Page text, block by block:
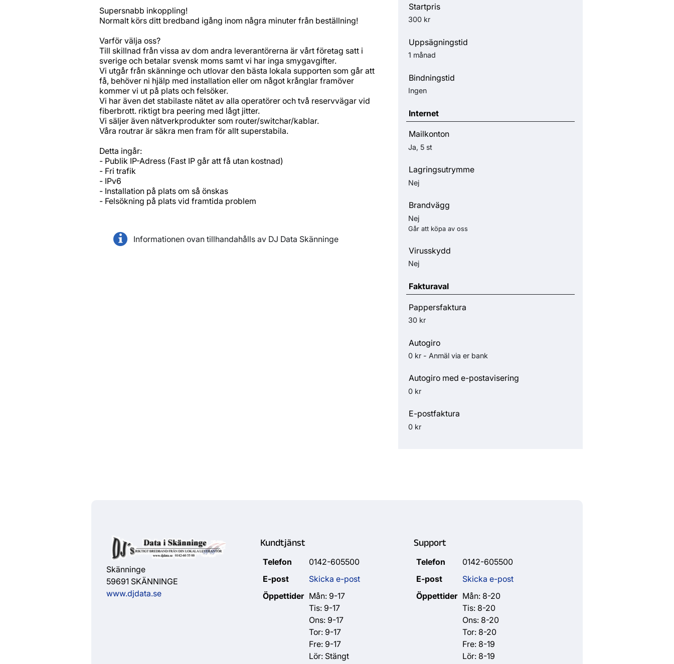
Supersnabb inkoppling!
Normalt körs ditt bredband igång inom några minuter från beställning!
Varför välja oss?
Till skillnad från vissa av dom andra leverantörerna är vårt företag satt i
sverige och betalar svensk moms samt vi har inga smygavgifter.
Vi utgår från skänninge och utlovar den bästa lokala supporten som går att
få, behöver ni hjälp med installation eller om något krånglar framöver
kommer vi ut på plats och felsöker.
Vi har även det stabilaste nätet av alla operatörer och två reservvägar vid
fiberbrott. riktigt bra peering med lågt jitter.
Vi säljer även nätverkprodukter som router/switchar/kablar.
Våra routrar är säkra men fram för allt superstabila.
Detta ingår:
- Publik IP-Adress (Fast IP går att få utan kostnad)
- Fri trafik
- IPv6
- Installation på plats om så önskas
- Felsökning på plats vid framtida problem
Informationen ovan tillhandahålls av DJ Data Skänninge
Startpris
300 kr
Uppsägningstid
1 månad
Bindningstid
Ingen
Internet
Mailkonton
Ja, 5 st
Lagringsutrymme
Nej
Brandvägg
Nej
Går att köpa av oss
Virusskydd
Nej
Fakturaval
Pappersfaktura
30 kr
Autogiro
0 kr - Anmäl via er bank
Autogiro med e-postavisering
0 kr
E-postfaktura
0 kr
Skänninge
59691 SKÄNNINGE
www.djdata.se
Kundtjänst
Telefon
0142-605500
E-post
Skicka e-post
Öppettider Mån: 9-17
Tis: 9-17
Ons: 9-17
Tor: 9-17
Fre: 9-17
Lör: Stängt
Support
Telefon
0142-605500
E-post
Skicka e-post
Öppettider Mån: 8-20
Tis: 8-20
Ons: 8-20
Tor: 8-20
Fre: 8-19
Lör: 8-19